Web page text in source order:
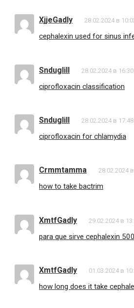
XjjeGadly 28.02.2024 в
cephalexin used for sinus
Snduglill 28.02.2024 в 16:30
ciprofloxacin classification
Snduglill 28.02.2024 в 17:48
ciprofloxacin for chlamydia
Crmmtamma 28.02.2024
how to take bactrim
XmtfGadly 29.02.2024 в
para que sirve cephalexin
XmtfGadly 01.03.2024 в
how long does it take